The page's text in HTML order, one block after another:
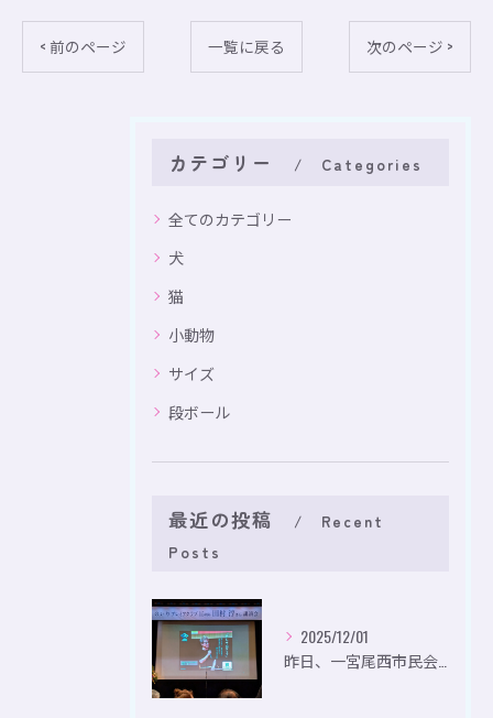
< 前のページ 一覧に戻る 次のページ >
カテゴリー Categories
全てのカテゴリー
犬
猫
小動物
サイズ
段ボール
最近の投稿
Recent
Posts
2025/12/01